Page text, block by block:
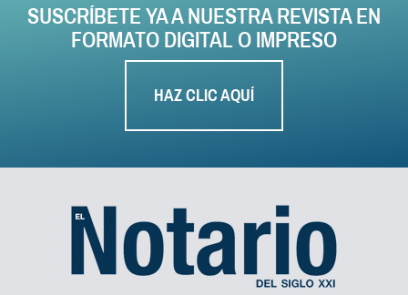
SUSCRÍBETE YA A NUESTRA REVISTA EN
FORMATO DIGITAL O IMPRESO
HAZ CLIC AQUÍ